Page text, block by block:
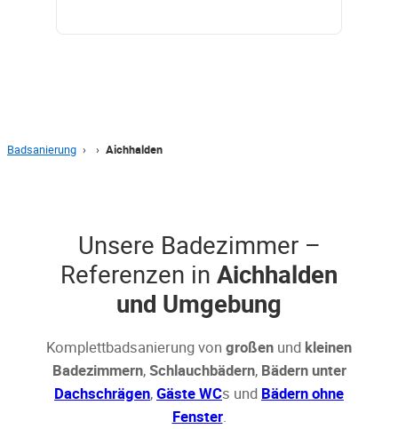
Badsanierung › › Aichhalden
Unsere Badezimmer –
Referenzen in Aichhalden
und Umgebung
Komplettbadsanierung von großen und kleinen
Badezimmern,Schlauchbädern, Bädern unter
Dachschrägen,Gäste WCs und Bädern ohne
Fenster.